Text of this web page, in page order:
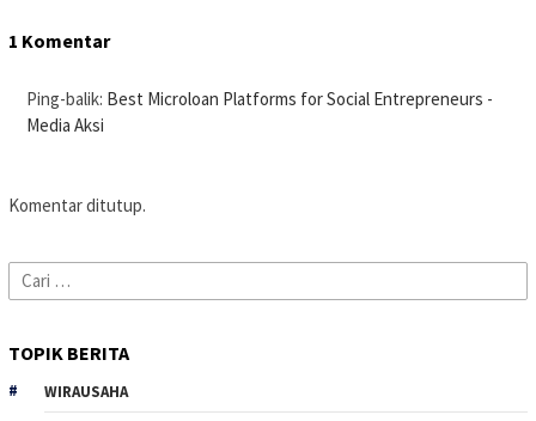
1 Komentar
Ping-balik: Best Microloan Platforms for Social Entrepreneurs -
Media Aksi
Komentar ditutup.
Cari
untuk:
TOPIK BERITA
WIRAUSAHA